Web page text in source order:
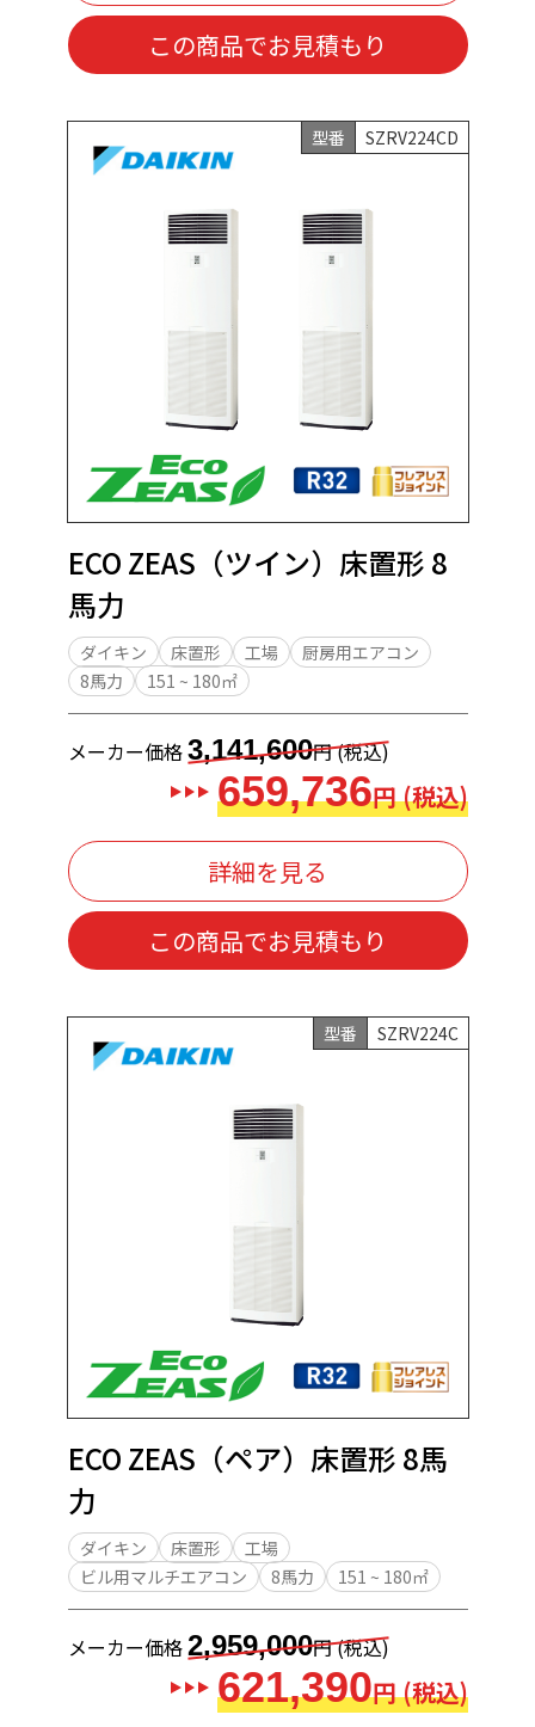
この商品でお見積もり
型番 SZRV224CD
ECO ZEAS（ツイン）床置形 8
馬力
ダイキン 床置形 工場
厨房用エアコン
8馬力
151 ~ 180㎡
メーカー価格3,141,600円 (税込)
659,736円 (税込)
詳細を見る
この商品でお見積もり
型番 SZRV224C
ECO ZEAS（ペア）床置形 8馬
力
ダイキン 床置形
工場
ビル用マルチエアコン
8馬力 151 ~ 180㎡
メーカー価格2,959,000円 (税込)
621,390円 (税込)